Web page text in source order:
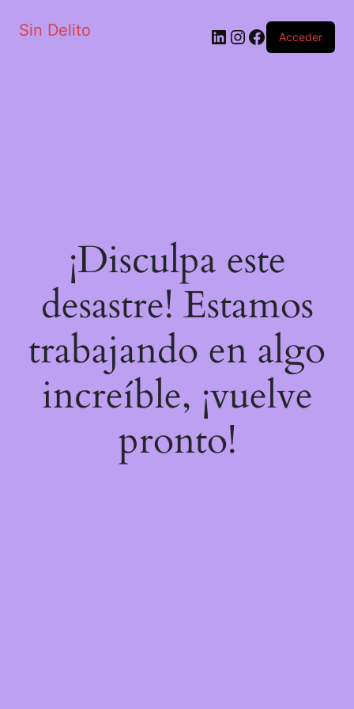
Sin Delito Acceder
¡Disculpa este
desastre! Estamos
trabajando en algo
increíble, ¡vuelve
pronto!